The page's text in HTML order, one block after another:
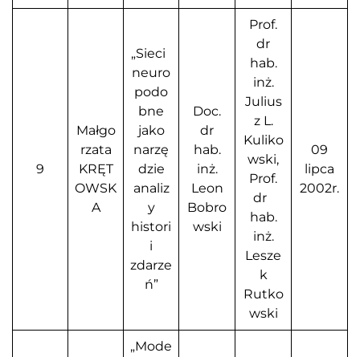
9
Małgo
rzata
KRĘT
OWSK
A
„Sieci
neuro
podo
bne
jako
narzę
dzie
analiz
y
histori
i
zdarze
ń”
Doc.
dr
hab.
inż.
Leon
Bobro
wski
Prof.
dr
hab.
inż.
Julius
z L.
Kuliko
wski,
Prof.
dr
hab.
inż.
Lesze
k
Rutko
wski
09
lipca
2002r.
„Mode